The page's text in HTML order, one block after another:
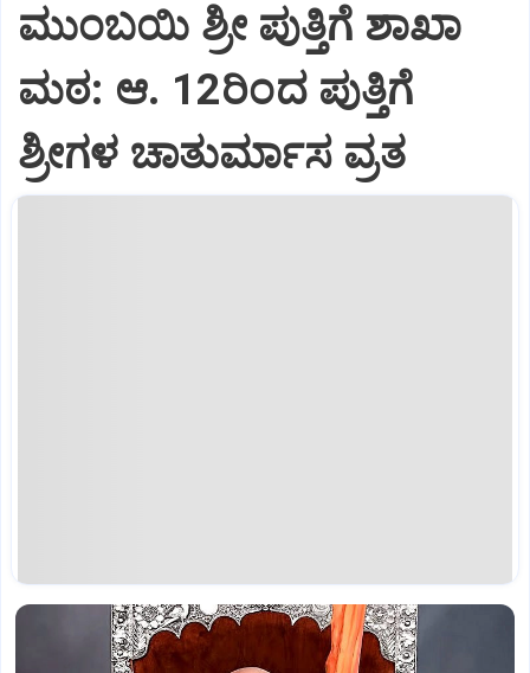
ಮುಂಬಯಿ ಶ್ರೀ ಪುತ್ತಿಗೆ ಶಾಖಾ
ಮಠ: ಆ. 12ರಿಂದ ಪುತ್ತಿಗೆ
ಶ್ರೀಗಳ ಚಾತುರ್ಮಾಸ ವ್ರತ